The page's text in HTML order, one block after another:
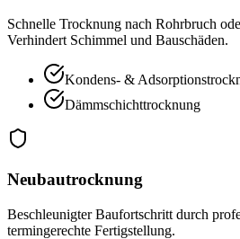
Schnelle Trocknung nach Rohrbruch
Verhindert Schimmel und Bauschäden.
Kondens- &
Dämmschichttrocknung
Neubautrocknung
Beschleunigter Baufortschritt durch
termingerechte Fertigstellung.